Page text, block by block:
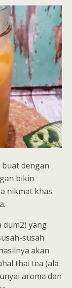
dengan
bikin
nikmat khas
dum2) yang
susah
akan
thai tea (ala
aroma dan